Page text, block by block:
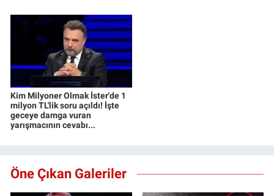
Kim Milyoner Olmak İster'de 1
milyon TL'lik soru açıldı! İşte
geceye damga vuran
yarışmacının cevabı...
Öne Çıkan Galeriler